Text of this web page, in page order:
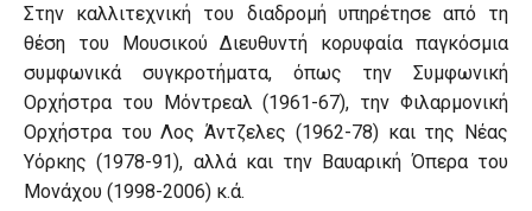
Στην καλλιτεχνική του διαδρομή υπηρέτησε από τη
θέση του Μουσικού Διευθυντή κορυφαία παγκόσμια
συμφωνικά συγκροτήματα, όπως την Συμφωνική
Ορχήστρα του Μόντρεαλ (1961-67), την Φιλαρμονική
Ορχήστρα του Λος Άντζελες (1962-78) και της Νέας
Υόρκης (1978-91), αλλά και την Βαυαρική Όπερα του
Μονάχου (1998-2006) κ.ά.